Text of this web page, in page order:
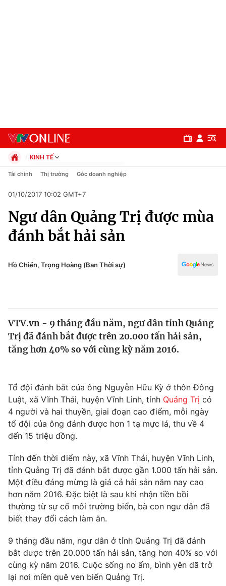
Chuyên mục
Chính trị
Thế giới
Thế giới đó đây
Câu chuyện quốc tế
Tài chính
Thị trường
Góc doanh nghiệp
Dữ liệu và đời sống
Truyền hình
Phim VTV
Hậu trường
Nhân vật
Khán giả
Giải sao mai
Giải trí
Điện ảnh
Âm nhạc
Sao
Đời sống
Du lịch
Chất lượng cuộc sống
Giáo dục
Tuyển sinh
Học trực tuyến
Công nghệ
Hitech Công nghệ tương lai
Giao lưu trực tuyến
KINH TẾ
Chính trị
Pháp luật
Kinh tế
Thể thao
Truyền hình
Y tế
Tài chính Thị trường Góc doanh nghiệp
01/10/2017 10:02 GMT+7
Ngư dân Quảng Trị được mùa
đánh bắt hải sản
Hồ Chiến, Trọng Hoàng (Ban Thời sự)
VTV.vn - 9 tháng đầu năm, ngư dân tỉnh Quảng
Trị đã đánh bắt được trên 20.000 tấn hải sản,
tăng hơn 40% so với cùng kỳ năm 2016.
Tổ đội đánh bắt của ông Nguyễn Hữu Kỳ ở thôn Đông
Luật, xã Vĩnh Thái, huyện Vĩnh Linh, tỉnh Quảng Trị có
4 người và hai thuyền, giai đoạn cao điểm, mỗi ngày
tổ đội của ông đánh được hơn 1 tạ mực lá, thu về 4
đến 15 triệu đồng.
Tính đến thời điểm này, xã Vĩnh Thái, huyện Vĩnh Linh,
tỉnh Quảng Trị đã đánh bắt được gần 1.000 tấn hải sản.
Một điều đáng mừng là giá cả hải sản năm nay cao
hơn năm 2016. Đặc biệt là sau khi nhận tiền bồi
thường từ sự cố môi trường biển, bà con ngư dân đã
biết thay đổi cách làm ăn.
9 tháng đầu năm, ngư dân ở tỉnh Quảng Trị đã đánh
bắt được trên 20.000 tấn hải sản, tăng hơn 40% so với
cùng kỳ năm 2016. Cuộc sống no ấm, bình yên đã trở
lại nơi miền quê ven biển Quảng Trị.